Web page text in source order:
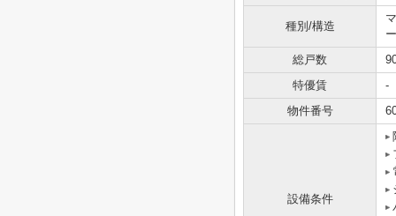
種別/構造
総戸数
特優賃
-
物件番号
設備条件